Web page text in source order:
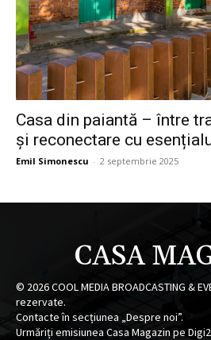
Casa din paiantă – între
și reconectare cu
Emil Simonescu - 2 septembrie 2025
CASA
© 2026COOL MEDIA BROADCASTING &
rezervate.
Contacte în secțiunea „Despre noi”.
Urmăriți emisiunea Casa Magazin pe